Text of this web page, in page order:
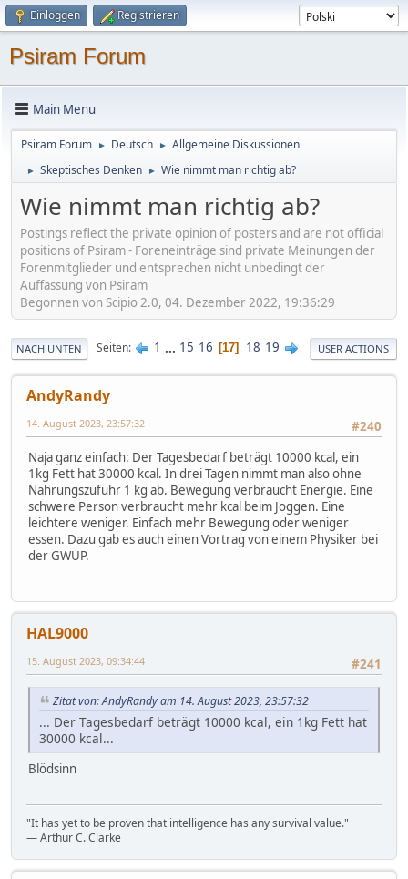
Einloggen Registrieren
Psiram Forum
Main Menu
Psiram Forum ► Deutsch ► Allgemeine Diskussionen
► Skeptisches Denken ► Wie nimmt man richtig ab?
Wie nimmt man richtig ab?
Postings reflect the private opinion of posters and are not official
positions of Psiram - Foreneinträge sind private Meinungen der
Forenmitglieder und entsprechen nicht unbedingt der
Auffassung von Psiram
Begonnen von Scipio 2.0, 04. Dezember 2022, 19:36:29
NACH UNTEN Seiten 1 ... 15 16 17 18 19 USER ACTIONS
AndyRandy
#240
14. August 2023, 23:57:32
Naja ganz einfach: Der Tagesbedarf beträgt 10000 kcal, ein
1kg Fett hat 30000 kcal. In drei Tagen nimmt man also ohne
Nahrungszufuhr 1 kg ab. Bewegung verbraucht Energie. Eine
schwere Person verbraucht mehr kcal beim Joggen. Eine
leichtere weniger. Einfach mehr Bewegung oder weniger
essen. Dazu gab es auch einen Vortrag von einem Physiker bei
der GWUP.
HAL9000
#241
15. August 2023, 09:34:44
Zitat von: AndyRandy am 14. August 2023, 23:57:32
... Der Tagesbedarf beträgt 10000 kcal, ein 1kg Fett hat
30000 kcal...
Blödsinn
"It has yet to be proven that intelligence has any survival value."
― Arthur C. Clarke